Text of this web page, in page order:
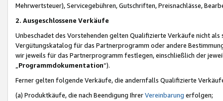
Mehrwertsteuer), Servicegebühren, Gutschriften, Preisnachlässe,
2. Ausgeschlossene Verkäufe
Unbeschadet des Vorstehenden gelten Qualifizierte Verkäufe nicht
Vergütungskatalog für das Partnerprogramm oder andere
wir jeweils für das Partnerprogramm festlegen, einschließlich der
Programmdokumentation“).
Ferner gelten folgende Verkäufe, die andernfalls Qualifizierte
(a) Produktkäufe, die nach Beendigung IhrerVereinbarung erfolgen;